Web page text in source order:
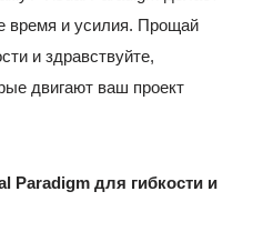
время и усилия. Прощай
и здравствуйте,
двигают ваш проект
Paradigm для гибкости и